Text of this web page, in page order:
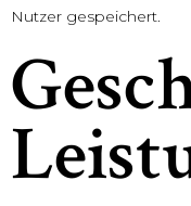
Nutzer gespeichert.